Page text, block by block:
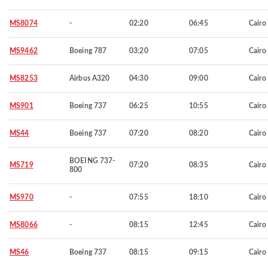
MS8074 - 02:20 06:45 Cairo
MS9462 Boeing 787 03:20 07:05 Cairo
MS8253 Airbus A320 04:30 09:00 Cairo
MS901 Boeing 737 06:25 10:55 Cairo
MS44 Boeing 737 07:20 08:20 Cairo
MS719
BOEING 737-
800
07:20 08:35 Cairo
MS970 - 07:55 18:10 Cairo
MS8066 - 08:15 12:45 Cairo
MS46 Boeing 737 08:15 09:15 Cairo